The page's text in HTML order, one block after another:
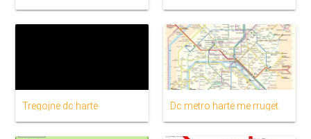
Tregojnë dc hartë Dc metro hartë me rrugët